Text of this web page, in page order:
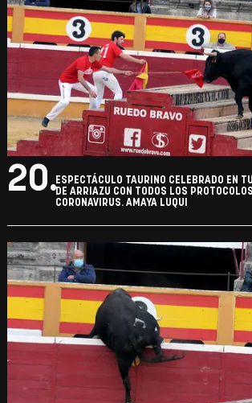
20.ESPECTÁCULO TAURINO CELEBRADO EN
DE ARRIAZU CON TODOS LOS
CORONAVIRUS. AMAYA LUQUI